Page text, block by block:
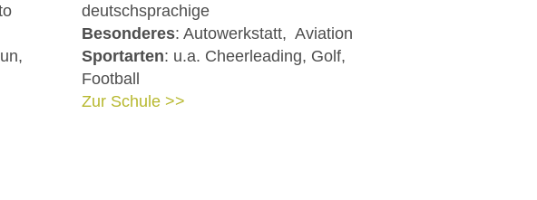
deutschsprachige
Besonderes: Autowerkstatt, Aviation
Sportarten: u.a. Cheerleading, Golf,
Football
Zur Schule >>